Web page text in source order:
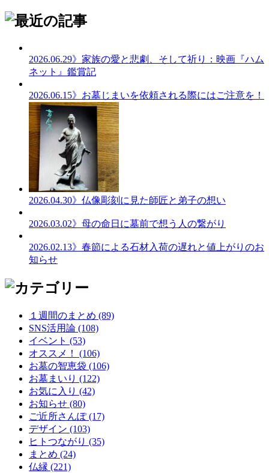
2026.06.29》家族の愛と悲劇、そして祈り：映画『ハム
ネット』鑑賞記
2026.06.15》お墓じまいを依頼される際にはご注意を！
2026.04.30》仏像彫刻に見た師匠と弟子の想い
2026.03.02》母の命日に墓前で想う人の繋がり
2026.02.13》春節による石材入荷の遅れと値上がりのお
知らせ
１週間のまとめ (89)
SNS活用論 (108)
イベント (53)
オススメ！ (106)
お墓の智恵袋 (106)
お墓まいり (122)
お気に入り (42)
お知らせ (80)
ご近所さんぽ (17)
デザイン (103)
ヒトつながり (35)
まとめ (24)
仏縁 (221)